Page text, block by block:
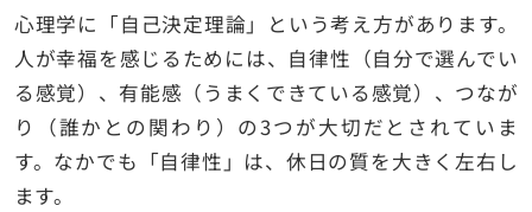
心理学に「自己決定理論」という考え方があります。
人が幸福を感じるためには、自律性（自分で選んでい
る感覚）、有能感（うまくできている感覚）、つなが
り（誰かとの関わり）の3つが大切だとされていま
す。なかでも「自律性」は、休日の質を大きく左右し
ます。